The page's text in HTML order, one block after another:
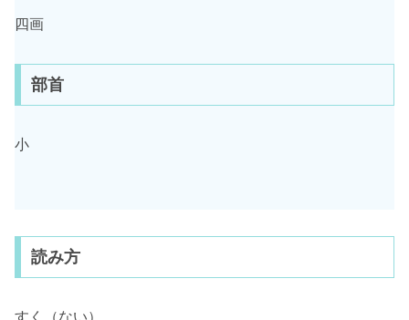
四画
部首
小
読み方
すく（ない）